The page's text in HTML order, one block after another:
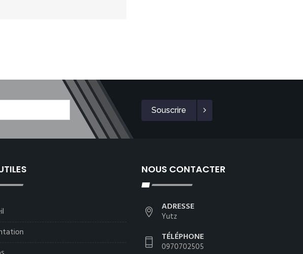
Souscrire
NOUS CONTACTER
ADRESSE
Yutz
TÉLÉPHONE
0970702505